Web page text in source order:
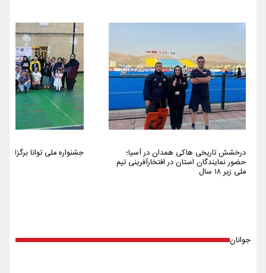
درخشش تاریخی هاکی همدان در آسیا؛
حضور نمایندگان استان در افتخارآفرینی تیم
ملی زیر ۱۸ سال
جشنواره ملی توانا برگزار شد
جوانان